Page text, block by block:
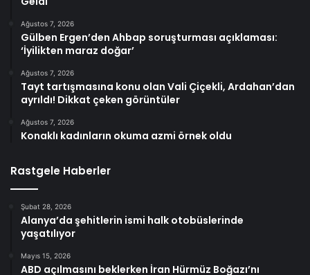
Ağustos 7, 2026
Gülben Ergen’den Ahbap soruşturması açıklaması:
‘İyilikten maraz doğar’
Ağustos 7, 2026
Tayt tartışmasına konu olan Vali Çiçekli, Ardahan’dan
ayrıldı! Dikkat çeken görüntüler
Ağustos 7, 2026
Konaklı kadınların okuma azmi örnek oldu
Rastgele Haberler
Şubat 28, 2026
Alanya’da şehitlerin ismi halk otobüslerinde
yaşatılıyor
Mayıs 15, 2026
ABD açılmasını beklerken İran Hürmüz Boğazı’nı